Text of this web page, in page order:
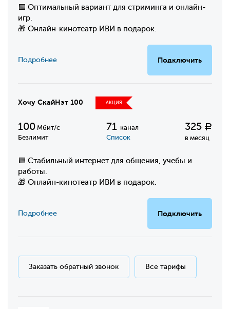
🟩 Оптимальный вариант для стриминга и онлайн-
игр.
🎁 Онлайн-кинотеатр ИВИ в подарок.
Подключить
Подробнее
Хочу СкайНэт 100 АКЦИЯ
100 Мбит/с
Безлимит
71 канал
Список
325 Р
в месяц
🟩 Стабильный интернет для общения, учебы и
работы.
🎁 Онлайн-кинотеатр ИВИ в подарок.
Подключить
Подробнее
Заказать обратный звонок Все тарифы